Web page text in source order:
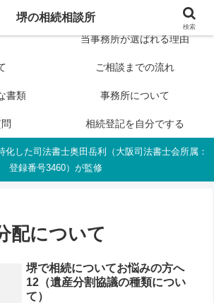
８万円～司法書士奥田事務所からのご案内
当事務所が選ばれる理由
ご相談までの流れ
書類 事務所について
相続登記を自分でする
化した司法書士奥田岳利（大阪司法書士会所属：
登録番号3460）が監修
配について
堺で相続についてお悩みの方へ
12（遺産分割協議の種類につい
て）
堺の相続相談所
検索